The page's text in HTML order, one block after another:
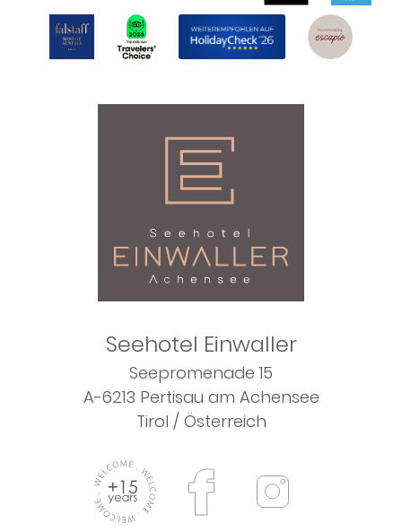
Seehotel Einwaller
Seepromenade 15
A-6213 Pertisau am Achensee
Tirol / Österreich